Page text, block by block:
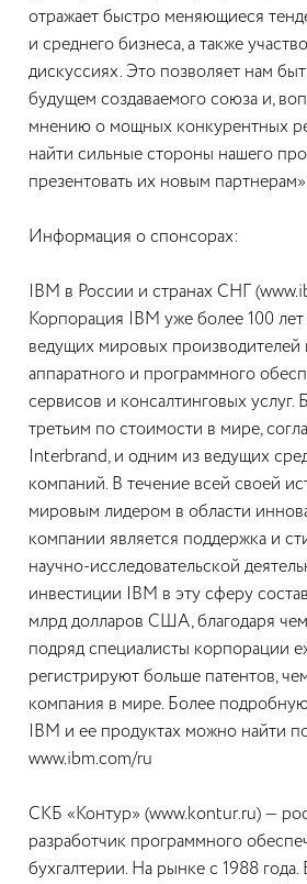
отражает быстро меняющиеся
и среднего бизнеса, а также
дискуссиях. Это позволяет нам
будущем создаваемого союза и,
мнению о мощных конкурентных
найти сильные стороны нашего
презентовать их новым партнерам».
Информация о спонсорах:
IBM в России и странах СНГ
Корпорация IBM уже более 100
ведущих мировых производителей
аппаратного и программного
сервисов и консалтинговых услуг.
третьим по стоимости в мире,
Interbrand, и одним из ведущих
компаний. В течение всей своей
мировым лидером в области
компании является поддержка и
научно-исследовательской
инвестиции IBM в эту сферу
млрд долларов США, благодаря
подряд специалисты корпорации
регистрируют больше патентов,
компания в мире. Более
IBM и ее продуктах можно найти
www.ibm.com/ru
СКБ «Контур» (www.kontur.ru) —
разработчик программного
бухгалтерии. На рынке с 1988 года.